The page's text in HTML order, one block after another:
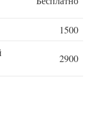
1500
2900